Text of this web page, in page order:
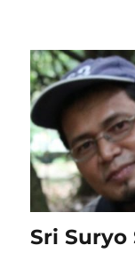
Sri Suryo